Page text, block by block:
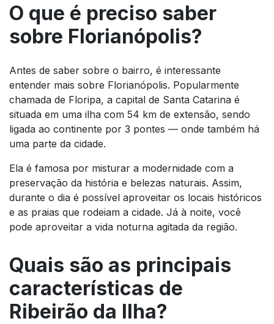
O que é preciso saber
sobre Florianópolis?
Antes de saber sobre o bairro, é interessante
entender mais sobre Florianópolis. Popularmente
chamada de Floripa, a capital de Santa Catarina é
situada em uma ilha com 54 km de extensão, sendo
ligada ao continente por 3 pontes — onde também há
uma parte da cidade.
Ela é famosa por misturar a modernidade com a
preservação da história e belezas naturais. Assim,
durante o dia é possível aproveitar os locais históricos
e as praias que rodeiam a cidade. Já à noite, você
pode aproveitar a vida noturna agitada da região.
Quais são as principais
características de
Ribeirão da Ilha?